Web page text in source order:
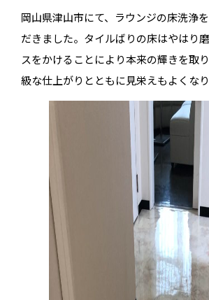
岡山県津山市にて、ラウンジの床洗浄
だきました。タイルばりの床はやはり
スをかけることにより本来の輝きを取
級な仕上がりとともに見栄えもよくなり